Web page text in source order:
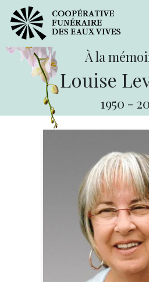
À la
Louise
1950 -